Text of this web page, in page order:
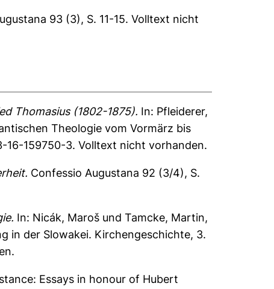
93 (3), S. 11-15.Volltext nicht
Thomasius (1802-1875). In: Pfleiderer,
Theologie vom Vormärz bis
16-159750-3. Volltext nicht vorhanden.
Confessio Augustana 92 (3/4), S.
In: Nicák, Maroš undTamcke, Martin,
in der Slowakei. Kirchengeschichte, 3.
Essays in honour of Hubert